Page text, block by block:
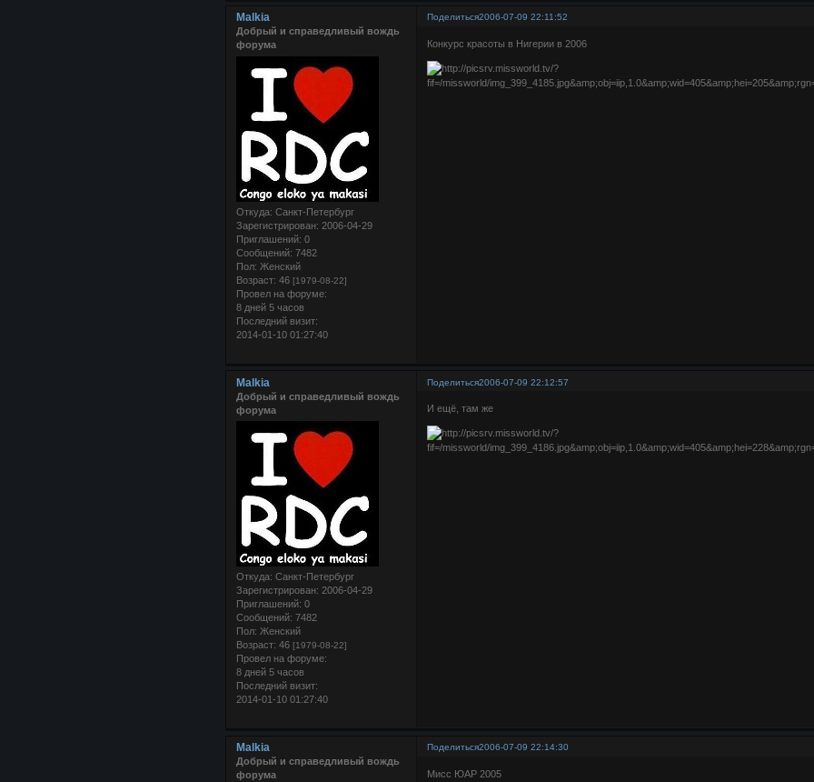
Поделиться2006-07-09 22:11:52
Malkia
Добрый и справедливый вождь
форума
Откуда: Санкт-Петербург
Зарегистрирован: 2006-04-29
Приглашений: 0
Сообщений: 7482
Пол: Женский
Возраст: 46 [1979-08-22]
Провел на форуме:
8 дней 5 часов
Последний визит:
2014-01-10 01:27:40
Конкурс красоты в Нигерии в 2006
Поделиться2006-07-09 22:12:57
Malkia
Добрый и справедливый вождь
форума
Откуда: Санкт-Петербург
Зарегистрирован: 2006-04-29
Приглашений: 0
Сообщений: 7482
Пол: Женский
Возраст: 46 [1979-08-22]
Провел на форуме:
8 дней 5 часов
Последний визит:
2014-01-10 01:27:40
И ещё, там же
Поделиться2006-07-09 22:14:30
Malkia
Добрый и справедливый вождь
форума
Мисс ЮАР 2005